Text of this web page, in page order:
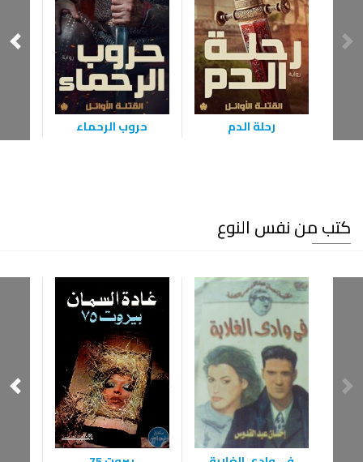
رحلة الدم حروب الرحماء
كتب من نفس النوع